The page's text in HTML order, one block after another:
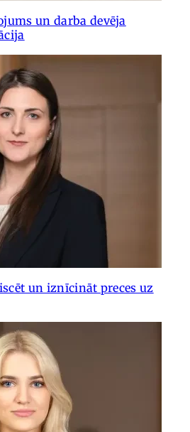
un darba devēja
un iznīcināt preces uz